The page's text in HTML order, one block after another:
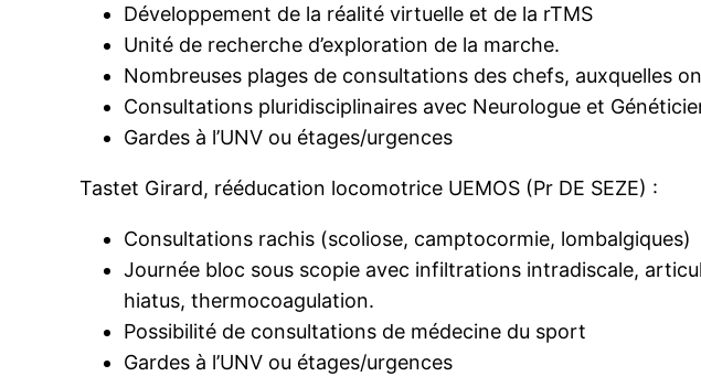
Développement de la réalité virtuelle et de la rTMS
Unité de recherche d’exploration de la marche.
Nombreuses plages de consultations des chefs, auxquelles
Consultations pluridisciplinaires avec Neurologue et
Gardes à l’UNV ou étages/urgences
Tastet Girard, rééducation locomotrice UEMOS (Pr DE SEZE) :
Consultations rachis (scoliose, camptocormie, lombalgiques)
Journée bloc sous scopie avec infiltrations intradiscale,
hiatus, thermocoagulation.
Possibilité de consultations de médecine du sport
Gardes à l’UNV ou étages/urgences